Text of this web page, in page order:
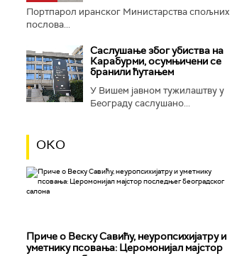
Портпарол иранског Министарства спољних
послова...
Саслушање због убиства на
Карабурми, осумњичени се
бранили ћутањем
У Вишем јавном тужилаштву у
Београду саслушано...
ОКО
Приче о Веску Савићу, неуропсихијатру и
уметнику псовања: Церомонијал мајстор